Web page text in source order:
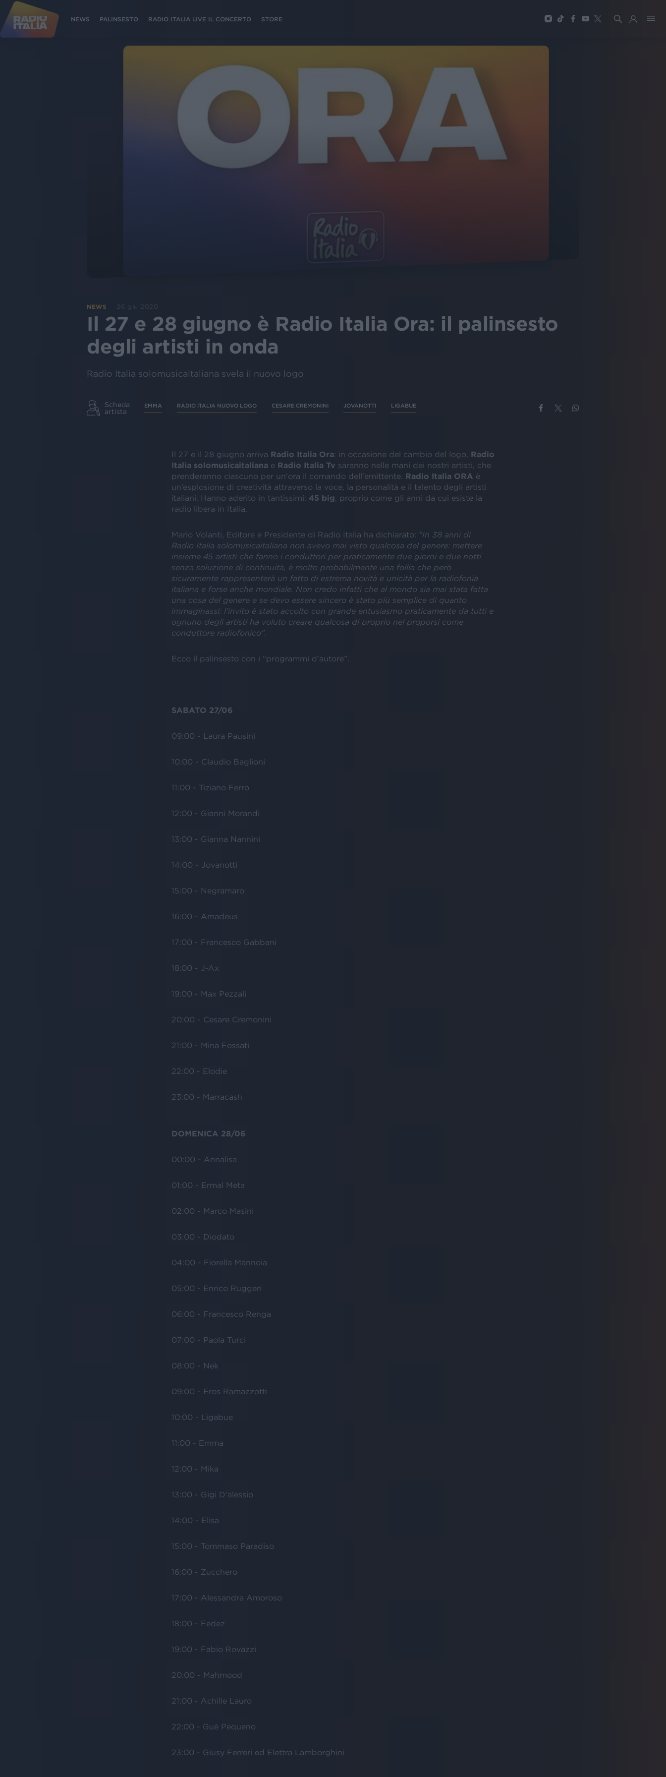
NEWS PALINSESTO RADIO ITALIA LIVE IL CONCERTO STORE
NEWS 26 giu 2020
Il 27 e 28 giugno è Radio Italia Ora: il palinsesto
degli artisti in onda
Radio Italia solomusicaitaliana svela il nuovo logo
Scheda
artista
EMMA RADIO ITALIA NUOVO LOGO CESARE CREMONINI JOVANOTTI LIGABUE
Il 27 e il 28 giugno arriva Radio Italia Ora: in occasione del cambio del logo, Radio
Italia solomusicaitaliana e Radio Italia Tv saranno nelle mani dei nostri artisti, che
prenderanno ciascuno per un'ora il comando dell'emittente. Radio Italia ORA è
un’esplosione di creatività attraverso la voce, la personalità e il talento degli artisti
italiani. Hanno aderito in tantissimi: 45 big , proprio come gli anni da cui esiste la
radio libera in Italia.
Mario Volanti, Editore e Presidente di Radio Italia ha dichiarato: "In 38 anni di
Radio Italia solomusicaitaliana non avevo mai visto qualcosa del genere: mettere
insieme 45 artisti che fanno i conduttori per praticamente due giorni e due notti
senza soluzione di continuità, è molto probabilmente una follia che però
sicuramente rappresenterà un fatto di estrema novità e unicità per la radiofonia
italiana e forse anche mondiale. Non credo infatti che al mondo sia mai stata fatta
una cosa del genere e se devo essere sincero è stato più semplice di quanto
immaginassi: l’invito è stato accolto con grande entusiasmo praticamente da tutti e
ognuno degli artisti ha voluto creare qualcosa di proprio nel proporsi come
conduttore radiofonico".
Ecco il palinsesto con i “programmi d'autore”.
SABATO 27/06
09:00 - Laura Pausini
10:00 - Claudio Baglioni
11:00 - Tiziano Ferro
12:00 - Gianni Morandi
13:00 - Gianna Nannini
14:00 - Jovanotti
15:00 - Negramaro
16:00 - Amadeus
17:00 - Francesco Gabbani
18:00 - J-Ax
19:00 - Max Pezzali
20:00 - Cesare Cremonini
21:00 - Mina Fossati
22:00 - Elodie
23:00 - Marracash
DOMENICA 28/06
00:00 - Annalisa
01:00 - Ermal Meta
02:00 - Marco Masini
03:00 - Diodato
04:00 - Fiorella Mannoia
05:00 - Enrico Ruggeri
06:00 - Francesco Renga
07:00 - Paola Turci
08:00 - Nek
09:00 - Eros Ramazzotti
10:00 - Ligabue
11:00 - Emma
12:00 - Mika
13:00 - Gigi D'alessio
14:00 - Elisa
15:00 - Tommaso Paradiso
16:00 - Zucchero
17:00 - Alessandra Amoroso
18:00 - Fedez
19:00 - Fabio Rovazzi
20:00 - Mahmood
21:00 - Achille Lauro
22:00 - Guè Pequeno
23:00 - Giusy Ferreri ed Elettra Lamborghini